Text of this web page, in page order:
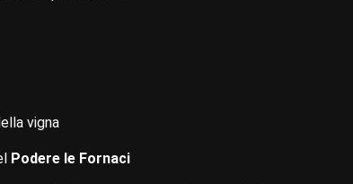
vigna
Podere le Fornaci